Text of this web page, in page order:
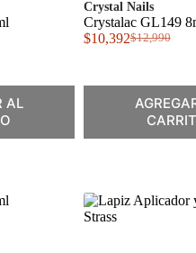
AL
Crystal Nails
Crystalac GL149
$12,990
El
$12,990.
$10,392El
$10,392.